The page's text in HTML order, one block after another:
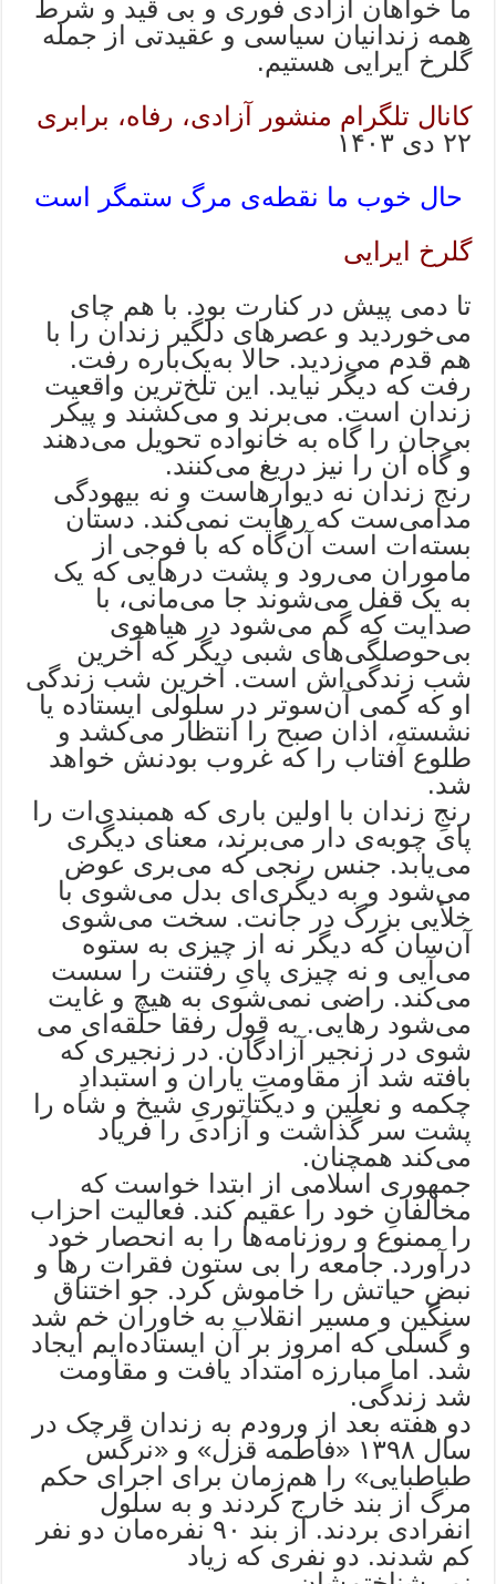
ما خواهان آزادی فوری و بی قید و شرط
همه زندانیان سیاسی و عقیدتی از جمله
گلرخ ایرایی هستیم.
کانال تلگرام منشور آزادی، رفاه، برابری
۲۲ دی ۱۴۰۳
حال خوب ما نقطه‌ی مرگ ستمگر است
گلرخ ایرایی
تا دمی پیش در کنارت بود. با هم چای
می‌خوردید و عصرهای دلگیر زندان را با
هم قدم می‌زدید. حالا به‌یک‌باره رفت.
رفت که دیگر نیاید. این تلخ‌ترین واقعیت
زندان است. می‌برند و می‌کشند و پیکر
بی‌جان را گاه به خانواده تحویل می‌دهند
و گاه آن را نیز دریغ می‌کنند.
رنج زندان نه دیوارهاست و نه بیهودگی
مدامی‌ست که رهایت نمی‌کند. دستان
بسته‌ات است آن‌گاه که با فوجی از
ماموران می‌رود و پشت درهایی که یک
به یک قفل می‌شوند جا می‌مانی، با
صدایت که گم می‌شود در هیاهوی
بی‌حوصلگی‌های شبی دیگر که آخرین
شب زندگی‌اش است. آخرین شب زندگی
او که کمی آن‌سوتر در سلولی ایستاده یا
نشسته، اذان صبح را انتظار می‌کشد و
طلوع آفتاب را که غروب بودنش خواهد
شد.
رنجِ زندان با اولین باری که همبندی‌ات را
پای چوبه‌ی دار می‌برند، معنای دیگری
می‌یابد. جنس رنجی که می‌بری عوض
می‌شود و به دیگری‌ای بدل می‌شوی با
خلأیی بزرگ در جانت. سخت می‌شوی
آن‌سان که دیگر نه از چیزی به ستوه
می‌آیی و نه چیزی پایِ رفتنت را سست
می‌کند. راضی نمی‌شوی به هیچ و غایت
می‌شود رهایی. به قول رفقا حلقه‌ای می
شوی در زنجیر آزادگان. در زنجیری که
بافته شد از مقاومتِ یاران و استبدادِ
چکمه و نعلین و دیکتاتوریِ شیخ و شاه را
پشت سر گذاشت و آزادی را فریاد
می‌کند همچنان.
جمهوری اسلامی از ابتدا خواست که
مخالفانِ خود را عقیم کند. فعالیت احزاب
را ممنوع و روزنامه‌ها را به انحصار خود
درآورد. جامعه را بی ستون فقرات رها و
نبض حیاتش را خاموش کرد. جو اختناق
سنگین و مسیر انقلاب به خاوران خم شد
و گسلی که امروز بر آن ایستاده‌ایم ایجاد
شد. اما مبارزه امتداد یافت و مقاومت
شد زندگی.
دو هفته بعد از ورودم به زندان قرچک در
سال ۱۳۹۸ «فاطمه قزل» و «نرگس
طباطبایی» را هم‌زمان برای اجرای حکم
مرگ از بند خارج کردند و به سلول
انفرادی بردند. از بند ۹۰ نفره‌مان دو نفر
کم شدند. دو نفری که زیاد